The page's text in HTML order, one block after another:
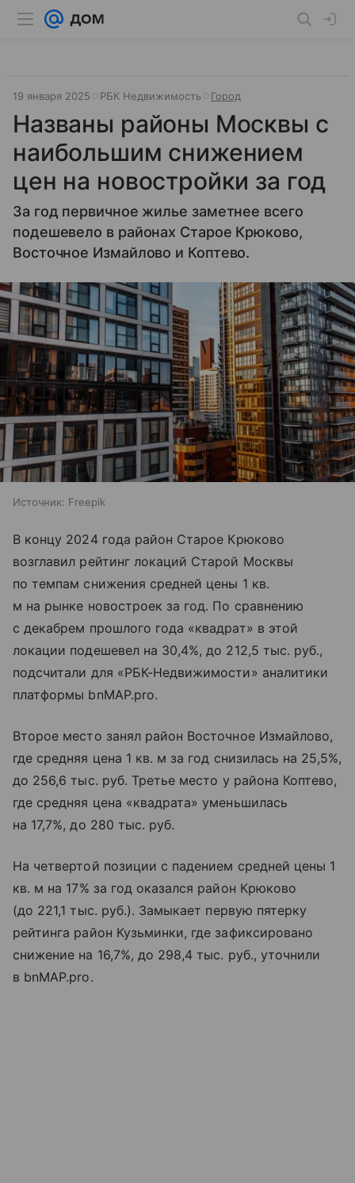
19 января 2025 РБК Недвижимость Город
Названы районы Москвы с
наибольшим снижением
цен на новостройки за год
За год первичное жилье заметнее всего
подешевело в районах Старое Крюково,
Восточное Измайлово и Коптево.
Источник: Freepik
В концу 2024 года район Старое Крюково
возглавил рейтинг локаций Старой Москвы
по темпам снижения средней цены 1 кв.
м на рынке новостроек за год. По сравнению
с декабрем прошлого года «квадрат» в этой
локации подешевел на 30,4%, до 212,5 тыс. руб.,
подсчитали для «РБК-Недвижимости» аналитики
платформы bnMAP.pro.
Второе место занял район Восточное Измайлово,
где средняя цена 1 кв. м за год снизилась на 25,5%,
до 256,6 тыс. руб. Третье место у района Коптево,
где средняя цена «квадрата» уменьшилась
на 17,7%, до 280 тыс. руб.
На четвертой позиции с падением средней цены 1
кв. м на 17% за год оказался район Крюково
(до 221,1 тыс. руб.). Замыкает первую пятерку
рейтинга район Кузьминки, где зафиксировано
снижение на 16,7%, до 298,4 тыс. руб., уточнили
в bnMAP.pro.